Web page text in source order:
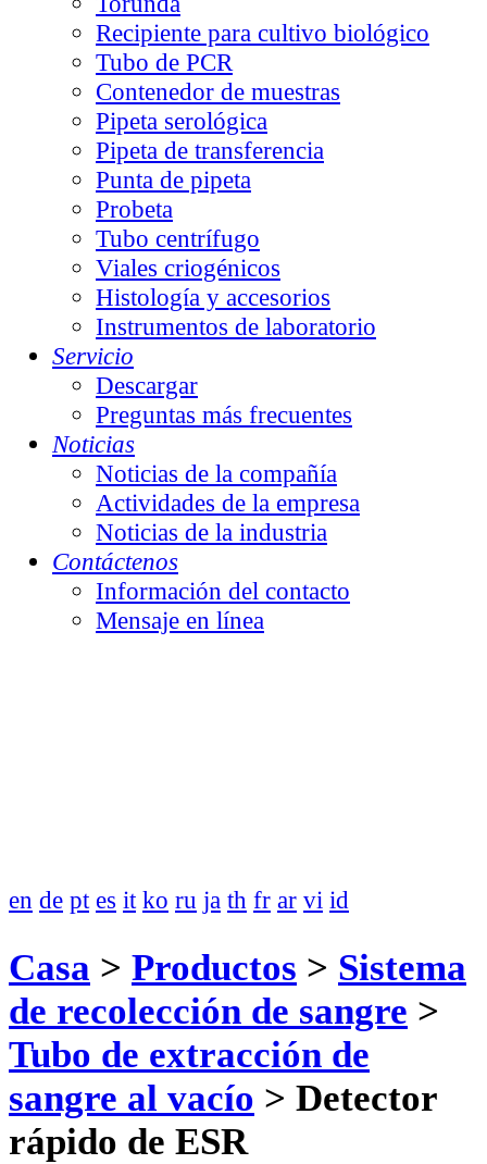
Recipiente para cultivo biológico
Tubo de PCR
Contenedor de muestras
Pipeta serológica
Pipeta de transferencia
Punta de pipeta
Probeta
Tubo centrífugo
Viales criogénicos
Histología y accesorios
Instrumentos de laboratorio
Servicio
Descargar
Preguntas más frecuentes
Noticias
Noticias de la compañía
Actividades de la empresa
Noticias de la industria
Contáctenos
Información del contacto
Mensaje en línea
en de pt es it ko ru ja th fr ar vi id
Casa > Productos > Sistema
de recolección de sangre >
Tubo de extracción de
sangre al vacío > Detector
rápido de ESR